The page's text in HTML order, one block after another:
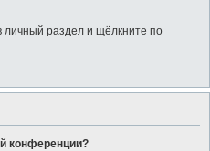
личный раздел и щёлкните по
конференции?